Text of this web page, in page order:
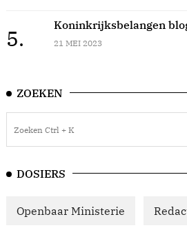
5.
Koninkrijksbelangen
21 MEI 2023
ZOEKEN
DOSIERS
Openbaar Ministerie